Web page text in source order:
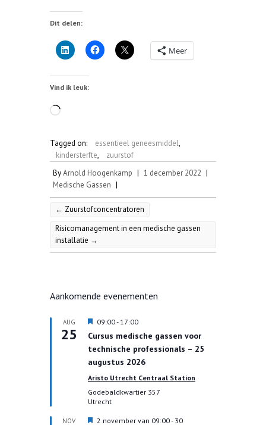
Dit delen:
Meer
Vind ik leuk:
Aan
Tagged on:
essentieel geneesmiddel,
kindersterfte,
zuurstof
ByArnold Hoogenkamp | 1 december 2022 |
Medische Gassen |
← Zuurstofconcentratoren
Risicomanagement in een medische gassen
installatie →
Aankomende evenementen
AUG
25
U
t
g
e
l
i
h
t
09:00- 17:00
Cursus medische gassen voor
technische professionals – 25
augustus 2026
Aristo Utrecht Centraal Station
Godebaldkwartier 357
Utrecht
NOV
U
2 november van 09:00- 30